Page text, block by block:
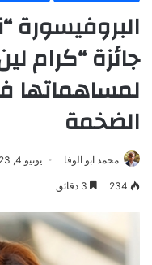
البروفيسورة
جائزة “كرام
لمساهماتها
الضخمة
محمد ابو الوفا يونيو 4, 2023
234